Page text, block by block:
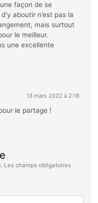
façon de se
aboutir n’est pas la
mais surtout
le meilleur.
une excellente
13 mars 2022 à 2:16
le partage !
Les champs obligatoires